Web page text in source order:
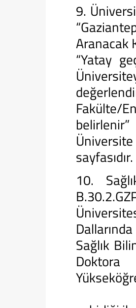
9.
Aranacak
“Yatay
Fakülte/
belirlenir”
sayfasıdır.
10.
Sağlık
Doktora